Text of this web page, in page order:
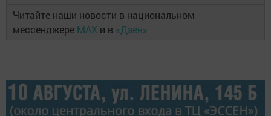
Читайте наши новости в национальном
мессенджере MAX и в «Дзен»